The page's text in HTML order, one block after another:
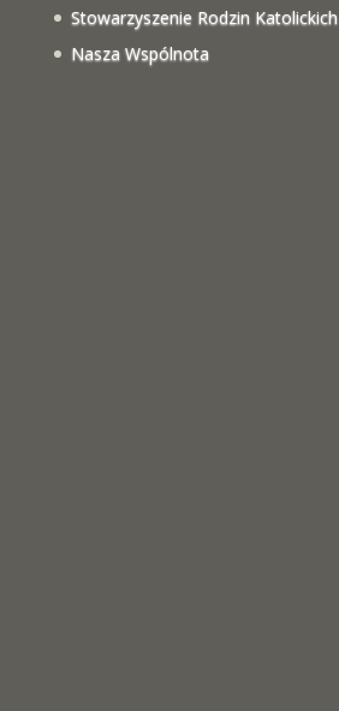
Stowarzyszenie Rodzin Katolickich
Nasza Wspólnota